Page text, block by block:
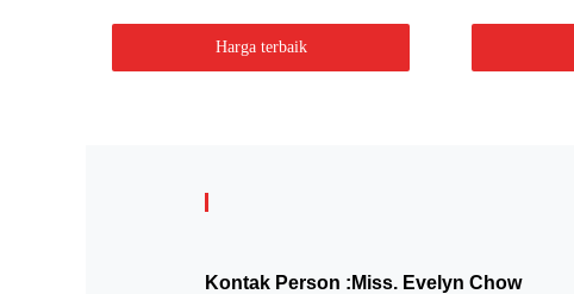
Harga terbaik
Kontak Person : Miss. Evelyn Chow